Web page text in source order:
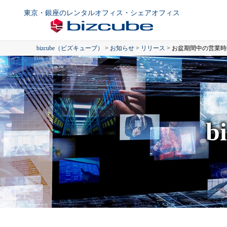
東京・銀座のレンタルオフィス・シェアオフィス
bizcube（ビズキューブ） > お知らせ > リリース > お盆期間中の営業